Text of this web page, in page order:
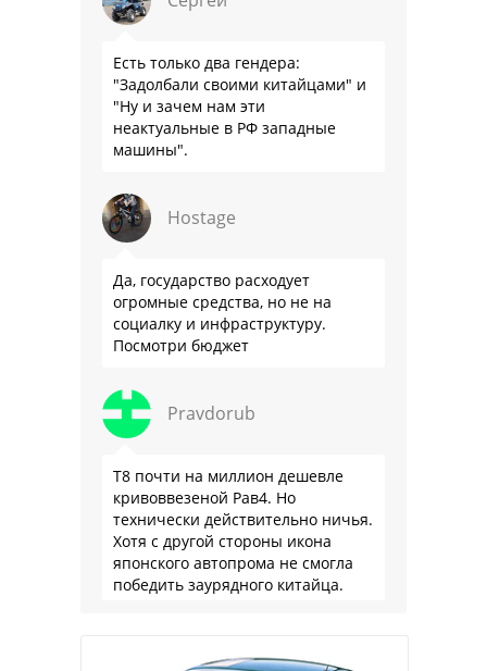
Есть только два гендера:
"Задолбали своими китайцами" и
"Ну и зачем нам эти
неактуальные в РФ западные
машины".
Hostage
Да, государство расходует
огромные средства, но не на
социалку и инфраструктуру.
Посмотри бюджет
Pravdorub
Т8 почти на миллион дешевле
кривоввезеной Рав4. Но
технически действительно ничья.
Хотя с другой стороны икона
японского автопрома не смогла
победить заурядного китайца.